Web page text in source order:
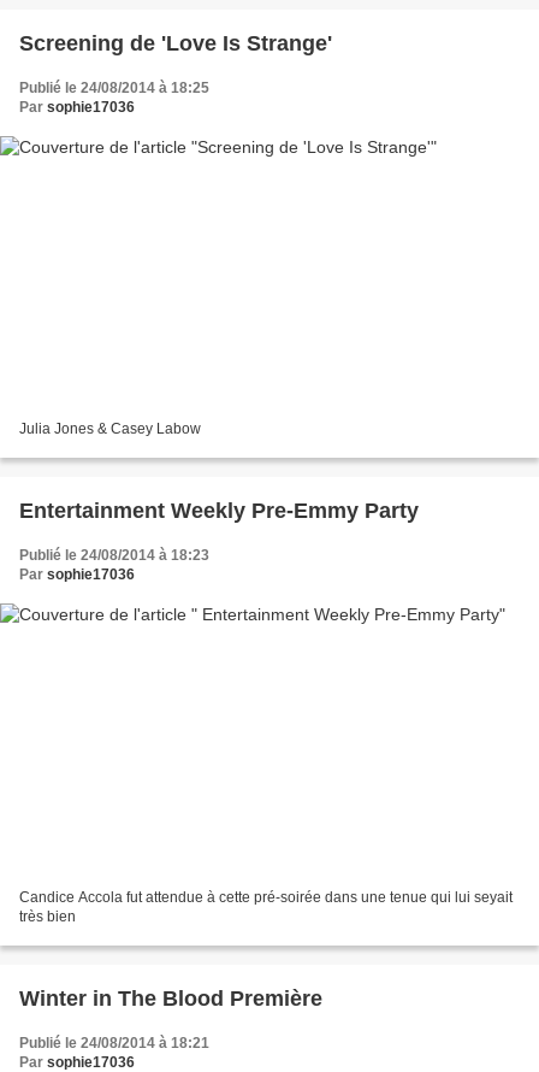
Screening de 'Love Is Strange'
Publié le 24/08/2014 à 18:25
Par sophie17036
Julia Jones & Casey Labow
Entertainment Weekly Pre-Emmy Party
Publié le 24/08/2014 à 18:23
Par sophie17036
Candice Accola fut attendue à cette pré-soirée dans une tenue qui lui seyait
très bien
Winter in The Blood Première
Publié le 24/08/2014 à 18:21
Par sophie17036